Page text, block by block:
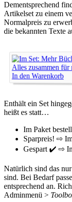
Dementsprechend
Artikelset zu einem
Normalpreis zu
die bekannten Texte
Enthält ein Set
heißt es statt…
Im Paket
Sparpreis! ⇨
Gespart ✔️ ⇨
Natürlich sind das
sind. Bei Bedarf
entsprechend an.
Adminmenü >